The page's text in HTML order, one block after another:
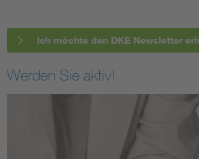
Ich möchte den DKE Newsletter
Werden Sie aktiv!